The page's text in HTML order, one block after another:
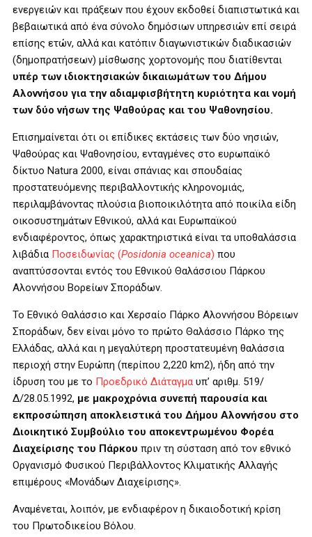
ενεργειών και πράξεων που έχουν εκδοθεί διαπιστωτικά και
βεβαιωτικά από ένα σύνολο δημόσιων υπηρεσιών επί σειρά
επίσης ετών, αλλά και κατόπιν διαγωνιστικών διαδικασιών
(δημοπρατήσεων) μίσθωσης χορτονομής που διατίθενται
υπέρ των ιδιοκτησιακών δικαιωμάτων του Δήμου
Αλοννήσου για την αδιαμφισβήτητη κυριότητα και νομή
των δύο νήσων της Ψαθούρας και του Ψαθονησίου.
Επισημαίνεται ότι οι επίδικες εκτάσεις των δύο νησιών,
Ψαθούρας και Ψαθονησίου, ενταγμένες στο ευρωπαϊκό
δίκτυο Natura 2000, είναι σπάνιας και σπουδαίας
προστατευόμενης περιβαλλοντικής κληρονομιάς,
περιλαμβάνοντας πλούσια βιοποικιλότητα από ποικίλα είδη
οικοσυστημάτων Εθνικού, αλλά και Ευρωπαϊκού
ενδιαφέροντος, όπως χαρακτηριστικά είναι τα υποθαλάσσια
λιβάδια Ποσειδωνίας (Posidonia oceanica) που
αναπτύσσονται εντός του Εθνικού Θαλάσσιου Πάρκου
Αλοννήσου Βορείων Σποράδων.
Το Εθνικό Θαλάσσιο και Χερσαίο Πάρκο Αλοννήσου Βόρειων
Σποράδων, δεν είναι μόνο το πρώτο Θαλάσσιο Πάρκο της
Ελλάδας, αλλά και η μεγαλύτερη προστατευμένη θαλάσσια
περιοχή στην Ευρώπη (περίπου 2,220 km2), ήδη από την
ίδρυση του με το Προεδρικό Διάταγμα υπ’ αριθμ. 519/
Δ/28.05.1992, με μακροχρόνια συνεπή παρουσία και
εκπροσώπηση αποκλειστικά του Δήμου Αλοννήσου στο
Διοικητικό Συμβούλιο του αποκεντρωμένου Φορέα
Διαχείρισης του Πάρκου πριν τη σύσταση από τον εθνικό
Οργανισμό Φυσικού Περιβάλλοντος Κλιματικής Αλλαγής
επιμέρους «Μονάδων Διαχείρισης».
Αναμένεται, λοιπόν, με ενδιαφέρον η δικαιοδοτική κρίση
του Πρωτοδικείου Βόλου.